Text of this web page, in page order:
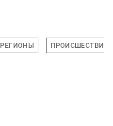
РЕГИОНЫ ПРОИСШЕСТВИЯ